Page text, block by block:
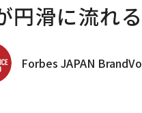
円滑に流れ
Forbes JAPAN